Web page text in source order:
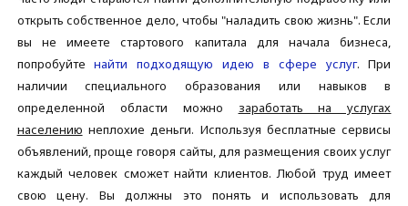
открыть собственное дело, чтобы "наладить свою жизнь". Если
вы не имеете стартового капитала для начала бизнеса,
попробуйтенайти подходящую идею в сфере услуг. При
наличии специального образования или навыков в
определенной области можно заработать на услугах
населению неплохие деньги. Используя бесплатные сервисы
объявлений, проще говоря сайты, для размещения своих услуг
каждый человек сможет найти клиентов. Любой труд имеет
свою цену. Вы должны это понять и использовать для